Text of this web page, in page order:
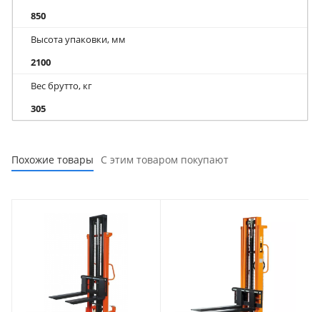
850
Высота упаковки, мм
2100
Вес брутто, кг
305
Похожие товары С этим товаром покупают